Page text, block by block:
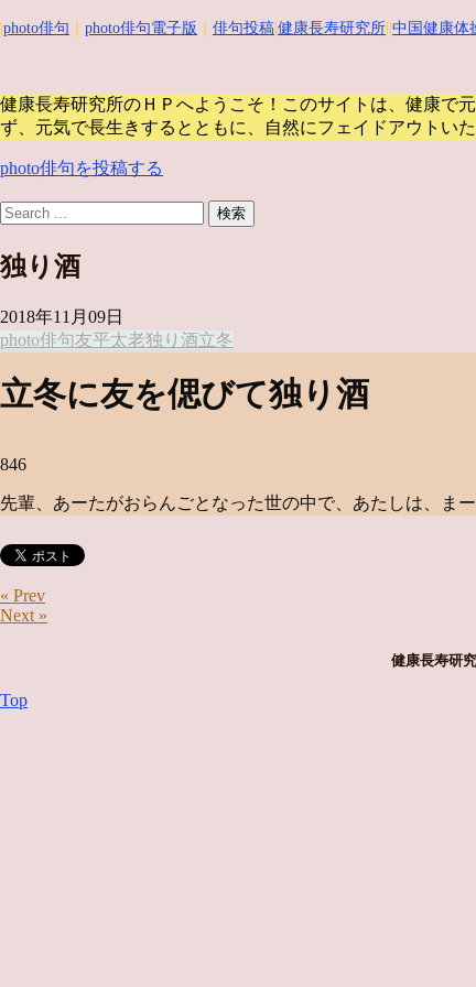
photo俳句 photo俳句電子版 俳句投稿 健康長寿研究所 中国健康体
健康長寿研究所のＨＰへようこそ！このサイトは、健康で
ず、元気で長生きするとともに、自然にフェイドアウトいた
photo俳句を投稿する
独り酒
2018年11月09日
photo俳句友平太老独り酒立冬
立冬に友を偲びて独り酒
846
先輩、あーたがおらんごとなった世の中で、あたしは、ま
« Prev
Next »
健康長寿研
Top